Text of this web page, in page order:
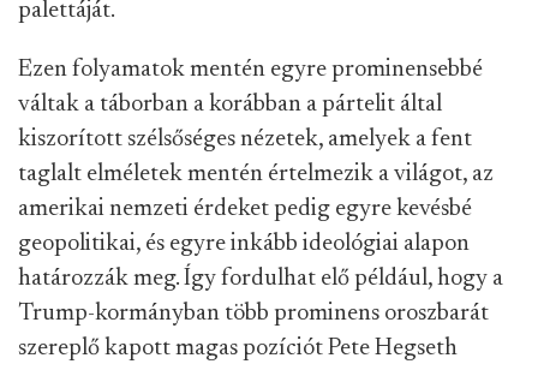
palettáját.
Ezen folyamatok mentén egyre prominensebbé
váltak a táborban a korábban a pártelit által
kiszorított szélsőséges nézetek, amelyek a fent
taglalt elméletek mentén értelmezik a világot, az
amerikai nemzeti érdeket pedig egyre kevésbé
geopolitikai, és egyre inkább ideológiai alapon
határozzák meg. Így fordulhat elő például, hogy a
Trump-kormányban több prominens oroszbarát
szereplő kapott magas pozíciót Pete Hegseth